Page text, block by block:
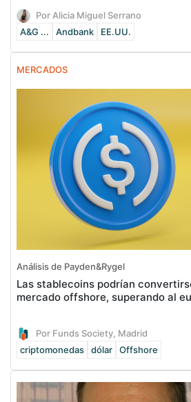
Por Alicia Miguel Serrano
A&G ...
Andbank EE.UU.
MERCADOS
Análisis de Payden&Rygel
Las stablecoins podrían
mercado offshore, superando al
Por Funds Society, Madrid
criptomonedas
dólar Offshore